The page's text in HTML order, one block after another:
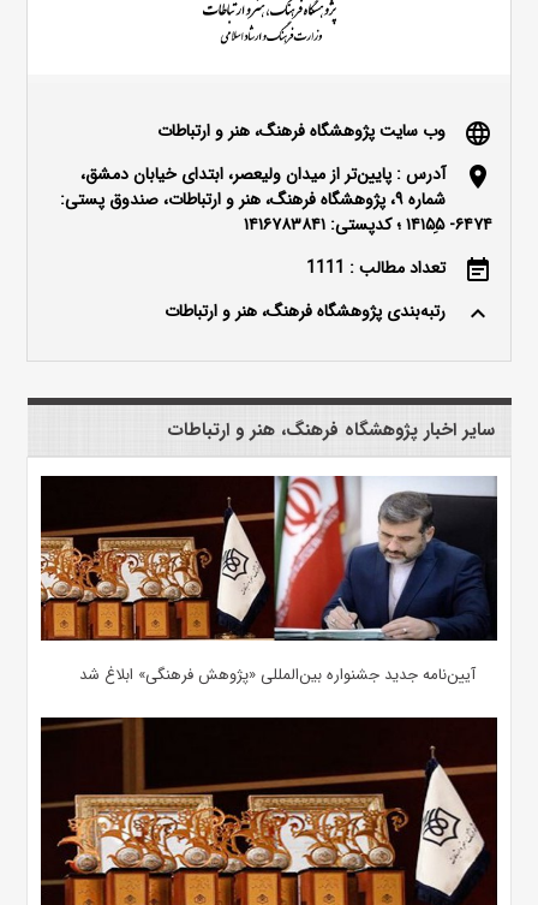
language وب سایت پژوهشگاه فرهنگ، هنر و ارتباطات
location_on
آدرس : پایین‌تر از میدان ولیعصر، ابتدای خیابان دمشق،
شماره ۹، پژوهشگاه فرهنگ، هنر و ارتباطات، صندوق پستی:
۶۴۷۴- ۱۴۱۵۵ِ ؛ کدپستی: ۱۴۱۶۷۸۳۸۴۱
event_note تعداد مطالب : 1111
keyboard_arrow_up رتبه‌بندی پژوهشگاه فرهنگ، هنر و ارتباطات
سایر اخبار پژوهشگاه فرهنگ، هنر و ارتباطات
آیین‌نامه جدید جشنواره بین‌المللی «پژوهش فرهنگی» ابلاغ شد